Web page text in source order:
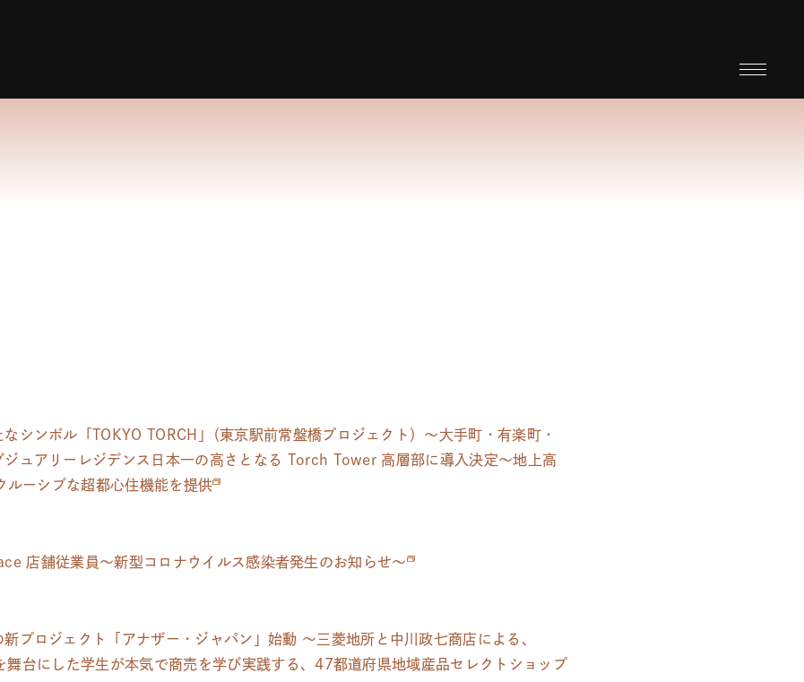
シンボル「TOKYO TORCH 」
（東京駅前常盤橋プロジェクト）～大手町・有楽町・
ジュアリーレジデンス日本一の高さとなる Torch Tower 高層部に導入決定～地上高
ルーシブな超都心住機能を提供
店舗従業員～新型コロナウイルス感染者発生のお知らせ～
プロジェクト「アナザー・ジャパン」始動 ～三菱地所と中川政七商店による 、
舞台にした学生が本気で商売を学び実践する、47都道府県地域産品セレクトショップ